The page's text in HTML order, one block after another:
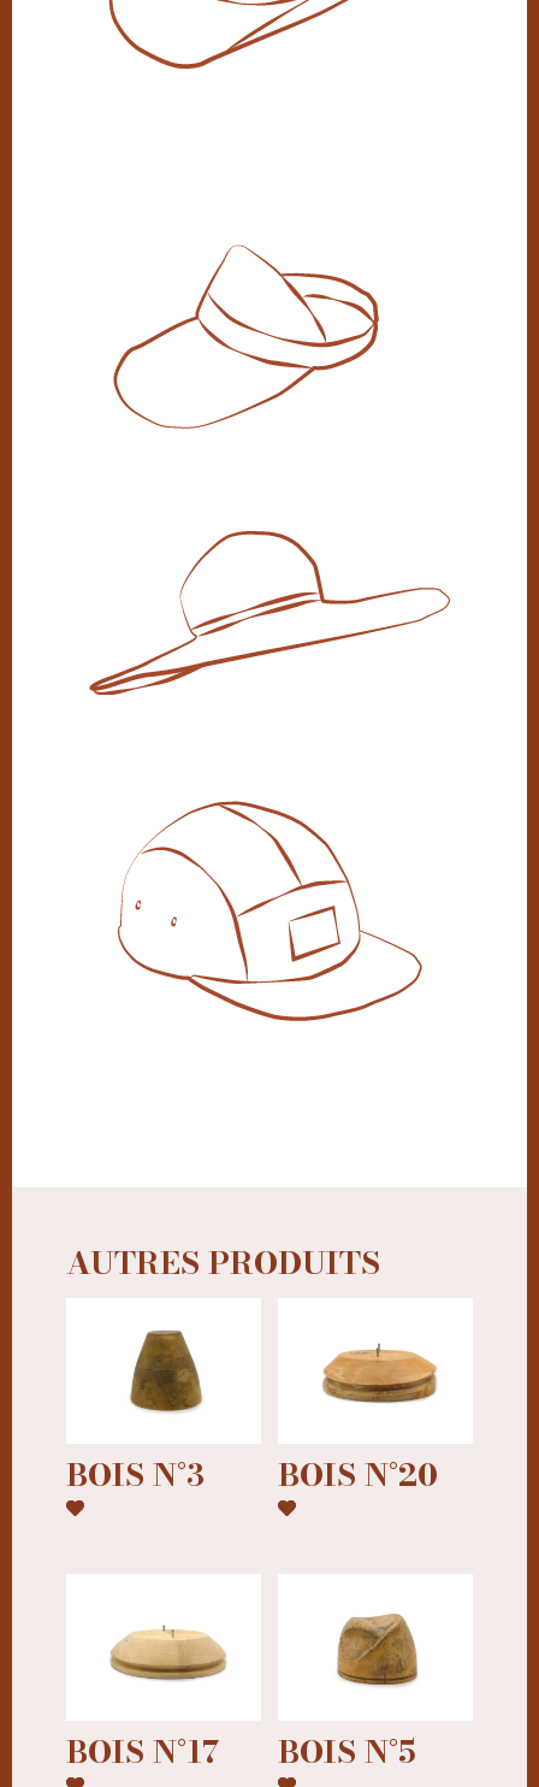
AUTRES PRODUITS
BOIS N°3 BOIS N°20
BOIS N°17 BOIS N°5